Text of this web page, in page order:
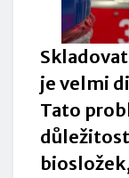
je velmi
Tato